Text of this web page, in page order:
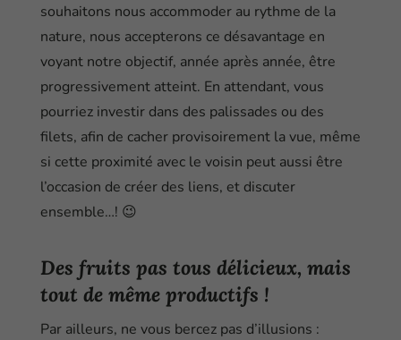
souhaitons nous accommoder au rythme de la
nature, nous accepterons ce désavantage en
voyant notre objectif, année après année, être
progressivement atteint. En attendant, vous
pourriez investir dans des palissades ou des
filets, afin de cacher provisoirement la vue, même
si cette proximité avec le voisin peut aussi être
l’occasion de créer des liens, et discuter
ensemble…! 😉
Des fruits pas tous délicieux, mais
tout de même productifs !
Par ailleurs, ne vous bercez pas d’illusions :